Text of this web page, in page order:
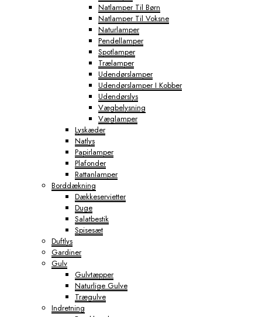
Natlamper Til Børn
Natlamper Til Voksne
Naturlamper
Pendellamper
Spotlamper
Trælamper
Udendørslamper
Udendørslamper I Kobber
Udendørslys
Vægbelysning
Væglamper
Lyskæder
Natlys
Papirlamper
Plafonder
Rattanlamper
Borddækning
Dækkeservietter
Duge
Salatbestik
Spisesæt
Duftlys
Gardiner
Gulv
Gulvtæpper
Naturlige Gulve
Trægulve
Indretning